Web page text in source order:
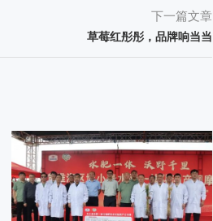
下一篇文章
草莓红彤彤，品牌响当当